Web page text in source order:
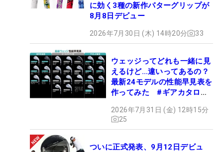
に効く3種の新作パターグリップが
8月8日デビュー
2026年7月30日 (木) 14時20分 33
ウェッジってどれも一緒に見
えるけど…違いってあるの？
最新24モデルの性能早見表を
作ってみた #ギアカタログ
2026年7月31日 (金) 12時15分
25
ついに正式発表、9月12日デビュ